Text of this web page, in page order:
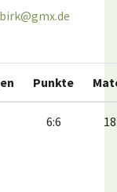
Punkte
6:6